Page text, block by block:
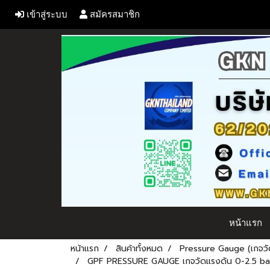
เข้าสู่ระบบ สมัครสมาชิก
หน้าแรก
หน้าแรก สินค้าทั้งหมด
Pressure Gauge (เกจ
GPF PRESSURE GAUGE เกจวัดแรงดัน 0-